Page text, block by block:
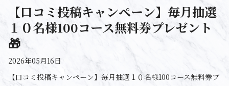
【口コミ投稿キャンペーン】毎月抽選
１０名様100コース無料券プレゼント
🎁
2026年05月16日
【口コミ投稿キャンペーン】毎月抽選１０名様100コース無料券プ